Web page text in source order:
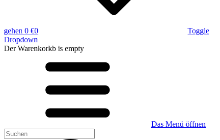
gehen 0 €0
Toggle
Dropdown
Der Warenkorkb is empty
Das Menü öffnen